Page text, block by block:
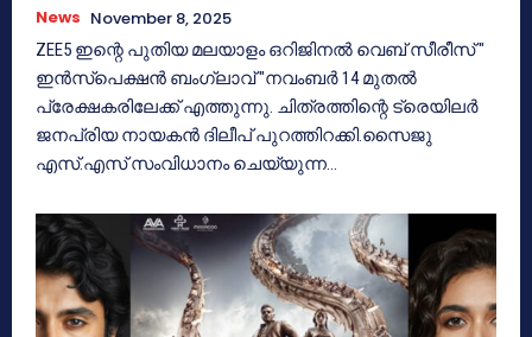
News November 8, 2025
ZEE5 ഇന്റെ പുതിയ മലയാളം ഒറിജിനൽ വെബ് സീരീസ് "
ഇൻസ്പെക്ഷൻ ബംഗ്ലാവ് "നവംബർ 14 മുതൽ
പ്രേക്ഷകരിലേക്ക് എത്തുന്നു. ചിത്രത്തിന്റെ ട്രെയിലർ
ജനപ്രിയ നായകൻ ദിലീപ് പുറത്തിറക്കി.സൈജു
എസ്.എസ് സംവിധാനം ചെയ്യുന്ന...